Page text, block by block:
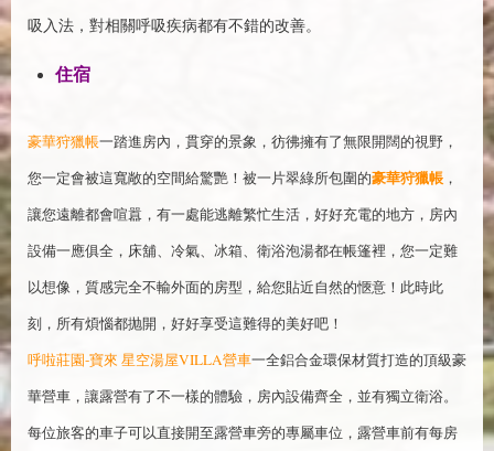
吸入法，對相關呼吸疾病都有不錯的改善。
住宿
豪華狩獵帳一踏進房內，貫穿的景象，彷彿擁有了無限開闊的視野，
您一定會被這寬敞的空間給驚艷！被一片翠綠所包圍的豪華狩獵帳 ，
讓您遠離都會喧囂，有一處能逃離繁忙生活，好好充電的地方，房內
設備一應俱全，床舖、冷氣、冰箱、衛浴泡湯都在帳篷裡，您一定難
以想像，質感完全不輸外面的房型，給您貼近自然的愜意！此時此
刻，所有煩惱都抛開，好好享受這難得的美好吧！
呼啦莊園-寶來 星空湯屋VILLA營車一全鋁合金環保材質打造的頂級豪
華營車，讓露營有了不一樣的體驗，房內設備齊全，並有獨立衛浴。
每位旅客的車子可以直接開至露營車旁的專屬車位，露營車前有每房